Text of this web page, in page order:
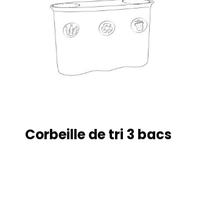
Corbeille de tri 3 bacs